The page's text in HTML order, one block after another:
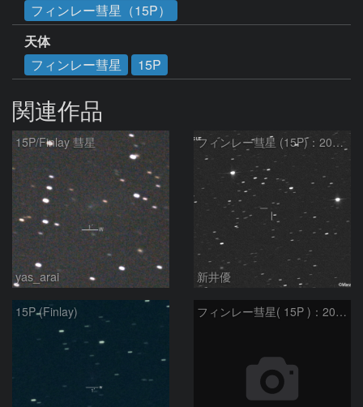
フィンレー彗星（15P）
天体
フィンレー彗星
15P
関連作品
15P/Finlay 彗星
yas_arai
フィンレー彗星 (15P)：2021/10/18
新井優
15P (Finlay) フィンレー彗星( 15P )：2021/08/19